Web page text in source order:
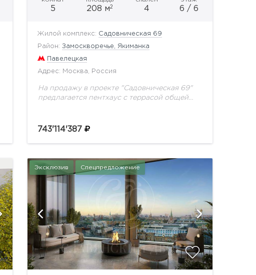
5 208 м2 4 6 / 6
Жилой комплекс: Садовническая 69
Район: Замоскворечье, Якиманка
Павелецкая
Адрес: Москва, Россия
На продажу в проекте "Садовническая 69"
предлагается пентхаус с террасой общей
Балчуг.Уникальный адрес в сердце Москвы
743'114'387
Эксклюзив Спецпредложение